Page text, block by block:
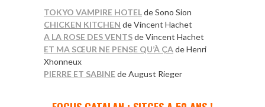
TOKYO VAMPIRE HOTELde Sono Sion
CHICKEN KITCHEN de Vincent Hachet
A LA ROSE DES VENTSde Vincent Hachet
ET MA SŒUR NE PENSE QU’À ÇAde Henri
Xhonneux
PIERRE ET SABINEde August Rieger